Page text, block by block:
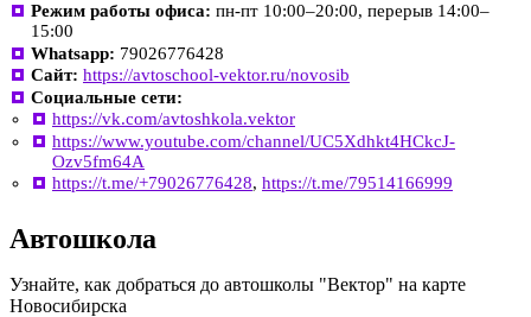
Режим работы офиса: пн-пт 10:00–20:00, перерыв 14:00–
15:00
Whatsapp: 79026776428
Сайт: https://avtoschool-vektor.ru/novosib
Социальные сети:
https://vk.com/avtoshkola.vektor
https://www.youtube.com/channel/UC5Xdhkt4HCkcJ-
Ozv5fm64A
https://t.me/+79026776428, https://t.me/79514166999
Автошкола
Узнайте, как добраться до автошколы "Вектор" на карте
Новосибирска